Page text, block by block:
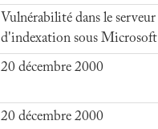
Vulnérabilité dans le serveur
d'indexation sous Microsoft
20 décembre 2000
20 décembre 2000